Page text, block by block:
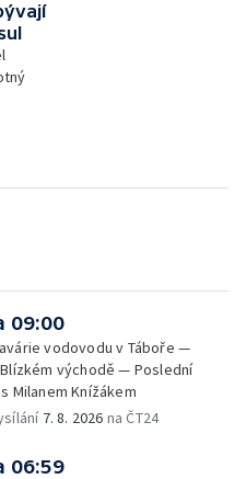
09:00
vodovodu v Táboře —
východě — Poslední
Milanem Knížákem
7. 8. 2026 na ČT24
06:59